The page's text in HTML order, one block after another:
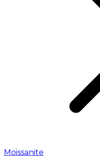
Moissanite